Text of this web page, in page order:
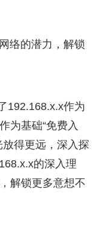
络的潜力，解锁
192.168.x.x作为
为基础“免费入
得更远，深入探
的深入理
解锁更多意想不